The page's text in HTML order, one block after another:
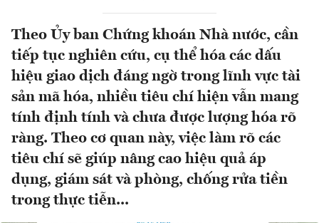
Theo Ủy ban Chứng khoán Nhà nước, cần
tiếp tục nghiên cứu, cụ thể hóa các dấu
hiệu giao dịch đáng ngờ trong lĩnh vực tài
sản mã hóa, nhiều tiêu chí hiện vẫn mang
tính định tính và chưa được lượng hóa rõ
ràng. Theo cơ quan này, việc làm rõ các
tiêu chí sẽ giúp nâng cao hiệu quả áp
dụng, giám sát và phòng, chống rửa tiền
trong thực tiễn...